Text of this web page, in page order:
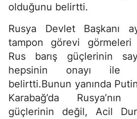
olduğunu belirtti.
Rusya Devlet Başkanı
tampon görevi
Rus barış güçlerinin
hepsinin onayı ile
belirtti.Bunun yanında
Karabağ’da
güçlerinin değil, Acil